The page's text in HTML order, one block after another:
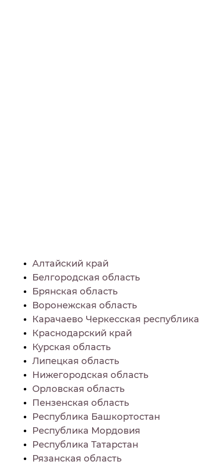
Алтайский край
Белгородская область
Брянская область
Воронежская область
Карачаево Черкесская республика
Краснодарский край
Курская область
Липецкая область
Нижегородская область
Орловская область
Пензенская область
Республика Башкортостан
Республика Мордовия
Республика Татарстан
Рязанская область